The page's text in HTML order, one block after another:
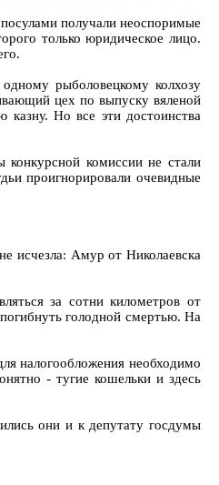
получали неоспоримые
только юридическое лицо.
рыболовецкому колхозу
цех по выпуску вяленой
Но все эти достоинства
комиссии не стали
проигнорировали очевидные
исчезла: Амур от Николаевска
за сотни километров от
голодной смертью. На
налогообложения необходимо
- тугие кошельки и здесь
они и к депутату госдумы